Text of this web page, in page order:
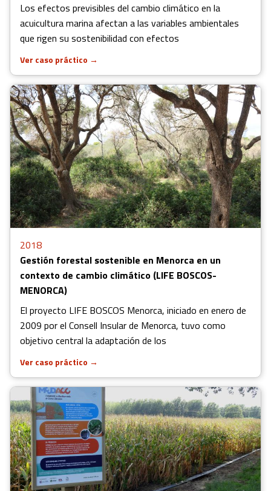
Los efectos previsibles del cambio climático en la
acuicultura marina afectan a las variables ambientales
que rigen su sostenibilidad con efectos
Ver caso práctico →
2018
Gestión forestal sostenible en Menorca en un
contexto de cambio climático (LIFE BOSCOS-
MENORCA)
El proyecto LIFE BOSCOS Menorca, iniciado en enero de
2009 por el Consell Insular de Menorca, tuvo como
objetivo central la adaptación de los
Ver caso práctico →